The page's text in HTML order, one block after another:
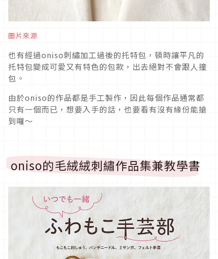
圖片來源
也有經過oniso刺繡加工過後的托特包，頓時讓平凡的
托特包變成可愛又有特色的包款，出去絕對不會跟人撞
包。
由於oniso的作品都是手工製作，因此每個作品通常都
只有一個而已，想要入手的話，也要看有沒有緣份能搶
到囉～
oniso的毛絨絨刺繡作品集兼教學書